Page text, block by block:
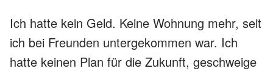
Ich hatte kein Geld. Keine Wohnung mehr, seit
ich bei Freunden untergekommen war. Ich
hatte keinen Plan für die Zukunft, geschweige